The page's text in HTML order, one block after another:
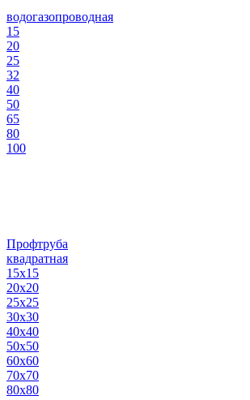
водогазопроводная
15
20
25
32
40
50
65
80
100
Профтруба
квадратная
15х15
20х20
25х25
30х30
40х40
50х50
60х60
70х70
80х80